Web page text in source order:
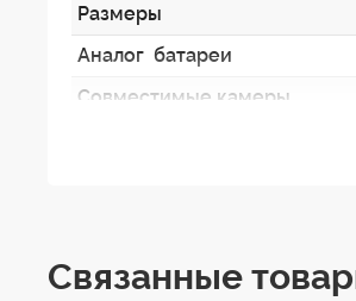
Размеры
Аналог батареи
Совместимые камеры
Связанные